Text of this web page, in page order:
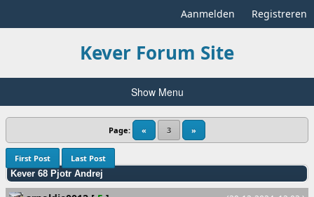
Aanmelden Registreren
Kever Forum Site
Show Menu
Page: « 3 »
First Post
Last Post
Kever 68 Pjotr Andrej